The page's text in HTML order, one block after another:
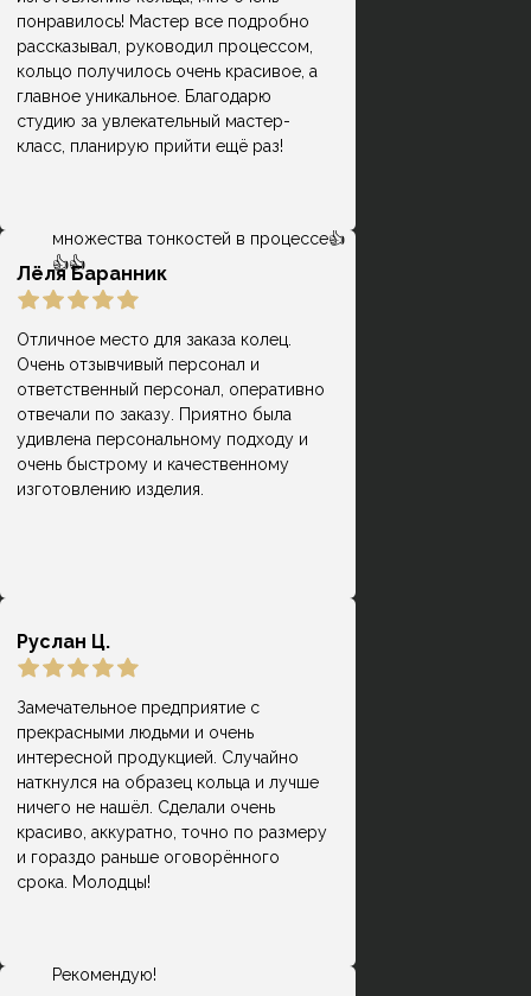
понравилось! Мастер все подробно
рассказывал, руководил процессом,
кольцо получилось очень красивое, а
главное уникальное. Благодарю
студию за увлекательный мастер-
класс, планирую прийти ещё раз!
Отличное место для заказа колец.
Очень отзывчивый персонал и
ответственный персонал, оперативно
отвечали по заказу. Приятно была
удивлена персональному подходу и
очень быстрому и качественному
изготовлению изделия.
Лёля Баранник
Замечательное место. Очень
ответственный персонал, который
действительно на высоком уровне
сопровождает на каждой стадии
выбора, покупки и производства.
Помогли создать мне замечательную
множества тонкостей в процессе👍
👍👍
Дмитрий И.
Замечательное предприятие с
прекрасными людьми и очень
интересной продукцией. Случайно
наткнулся на образец кольца и лучше
ничего не нашёл. Сделали очень
красиво, аккуратно, точно по размеру
и гораздо раньше оговорённого
срока. Молодцы!
Руслан Ц.
Кольца классные, причем, делают
оперативно, есть своя система
лояльности и скидок, что весьма
приятно) Мне на помолвку молодой
человек заказывал кольцо, но
Гузель
Замечательное место! Долго искала,
где можно сделать интересные
кольца из своего металла. Очень
благодарна мастеру и
администратору, которые
достаточно подробно отвечали на
Рекомендую!
Раиса Дёмкина